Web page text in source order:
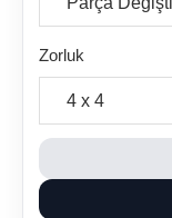
Zorluk